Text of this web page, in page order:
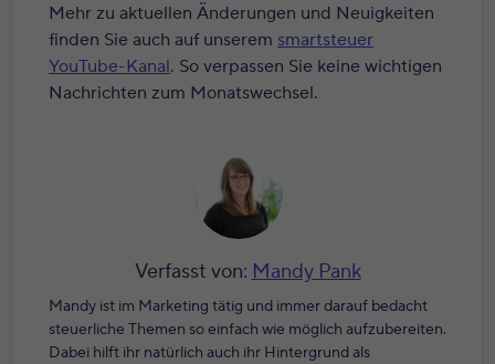
Mehr zu aktuellen Änderungen und Neuigkeiten
finden Sie auch auf unserem smartsteuer
YouTube-Kanal. So verpassen Sie keine wichtigen
Nachrichten zum Monatswechsel.
Verfasst von: Mandy Pank
Mandy ist im Marketing tätig und immer darauf bedacht
steuerliche Themen so einfach wie möglich aufzubereiten.
Dabei hilft ihr natürlich auch ihr Hintergrund als